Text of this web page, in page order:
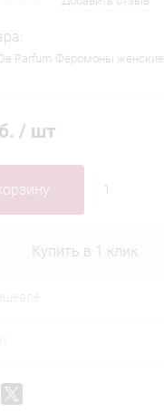
Parfum Феромоны женские
/ шт
Купить в 1 клик